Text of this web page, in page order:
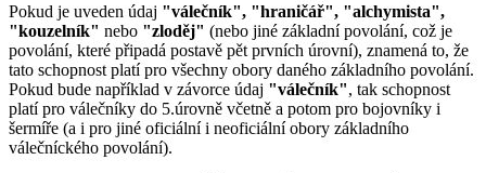
Pokud je uveden údaj "válečník", "hraničář", "alchymista",
"kouzelník" nebo "zloděj" (nebo jiné základní povolání, což je
povolání, které připadá postavě pět prvních úrovní), znamená to, že
tato schopnost platí pro všechny obory daného základního povolání.
Pokud bude například v závorce údaj "válečník", tak schopnost
platí pro válečníky do 5.úrovně včetně a potom pro bojovníky i
šermíře (a i pro jiné oficiální i neoficiální obory základního
válečníckého povolání).